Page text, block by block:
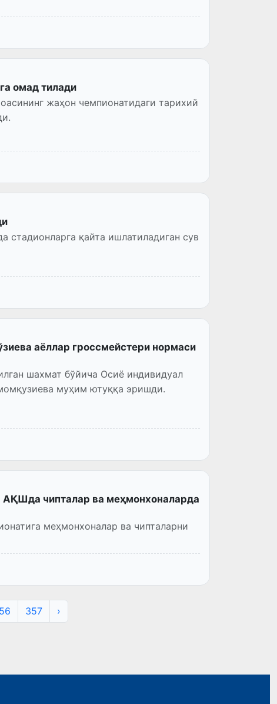
омад тилади
жаҳон чемпионатидаги тарихий
стадионларга қайта ишлатиладиган сув
аёллар гроссмейстери нормаси
шахмат бўйича Осиё индивидуал
муҳим ютуққа эришди.
АҚШда чипталар ва меҳмонхоналарда
меҳмонхоналар ва чипталарни
357 ›